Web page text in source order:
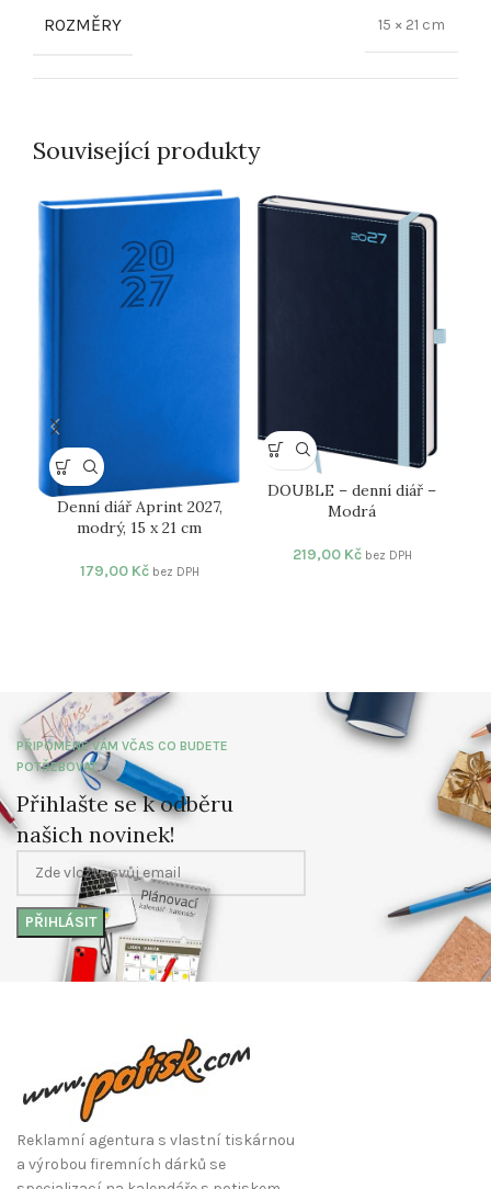
ROZMĚRY 15 × 21 cm
Související produkty
Denní diář Aprint 2027,
modrý, 15 x 21 cm
179,00 Kč bez DPH
DOUBLE – denní diář –
Modrá
219,00 Kč bez DPH
PŘIPOMENE VÁM VČAS CO BUDETE
POTŘEBOVAT
Přihlašte se k odběru
našich novinek!
Reklamní agentura s vlastní tiskárnou
a výrobou firemních dárků se